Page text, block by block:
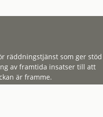
räddningstjänst som ger stöd
av framtida insatser till att
är framme.